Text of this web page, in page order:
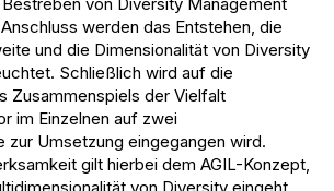
von Diversity Management
werden das Entstehen, die
und die Dimensionalität von Diversity
Schließlich wird auf die
Zusammenspiels der Vielfalt
im Einzelnen auf zwei
zur Umsetzung eingegangen wird.
gilt hierbei dem AGIL-Konzept,